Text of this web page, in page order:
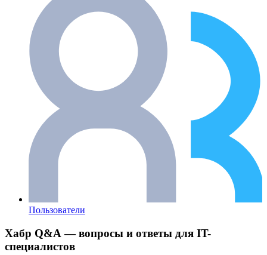
Пользователи
Хабр Q&A — вопросы и ответы для IT-
специалистов